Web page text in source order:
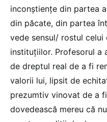
inconștiențe din partea
din păcate, din partea
vede sensul/ rostul celui
instituțiilor. Profesorul a
de dreptul real de a fi
valorii lui, lipsit de
prezumtiv vinovat de a
dovedească mereu că